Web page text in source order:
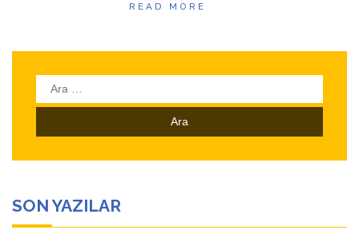
READ MORE
Arama:
SON YAZILAR